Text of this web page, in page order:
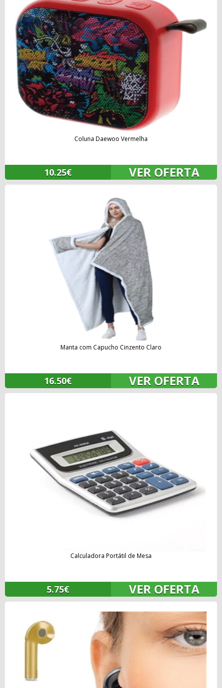
Coluna Daewoo Vermelha
10.25€ VER OFERTA
Manta com Capucho Cinzento Claro
16.50€ VER OFERTA
Calculadora Portátil de Mesa
5.75€ VER OFERTA